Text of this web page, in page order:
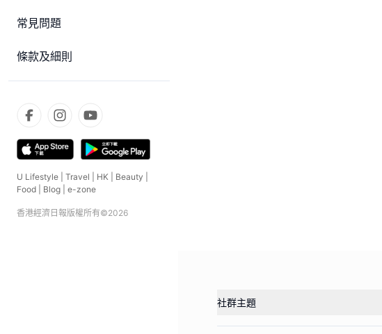
常見問題
條款及細則
U Lifestyle Travel HK Beauty
Food
Blog e-zone
香港經濟日報版權所有©2026
社群主題